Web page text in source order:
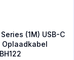
(1M) USB-C
Oplaadkabel